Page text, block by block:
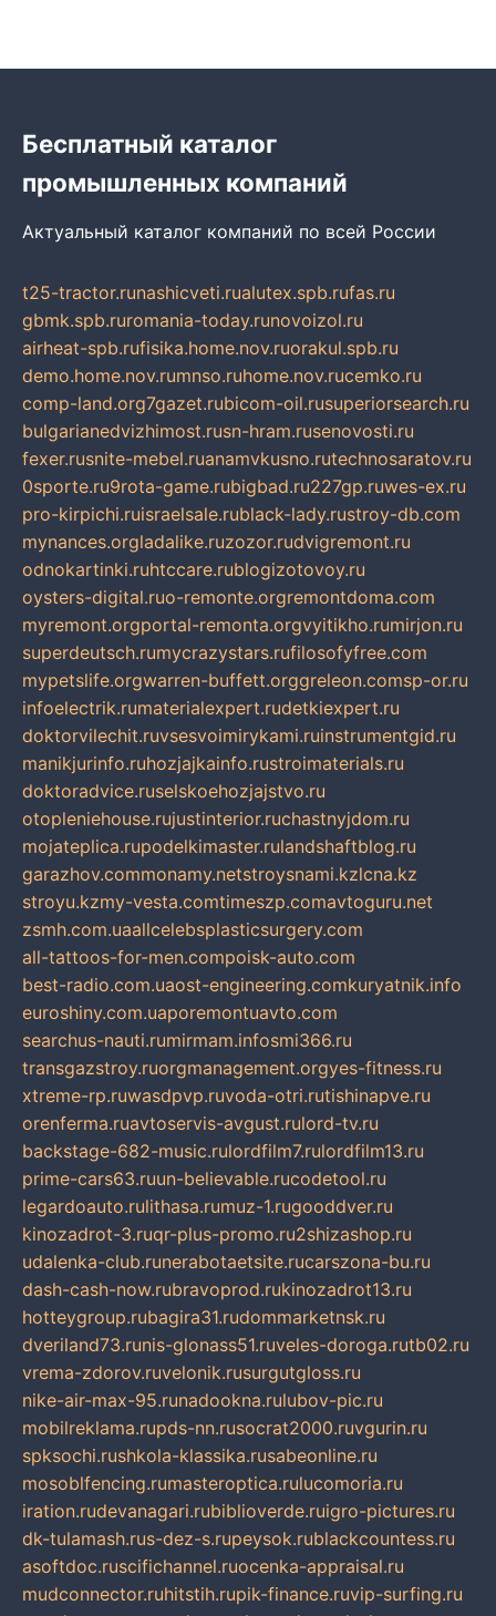
Бесплатный каталог
промышленных компаний
Актуальный каталог компаний по всей России
t25-tractor.runashicveti.rualutex.spb.rufas.ru
gbmk.spb.ruromania-today.runovoizol.ru
airheat-spb.rufisika.home.nov.ruorakul.spb.ru
demo.home.nov.rumnso.ruhome.nov.rucemko.ru
comp-land.org7gazet.rubicom-oil.rusuperiorsearch.ru
bulgarianedvizhimost.rusn-hram.rusenovosti.ru
fexer.rusnite-mebel.ruanamvkusno.rutechnosaratov.ru
0sporte.ru9rota-game.rubigbad.ru227gp.ruwes-ex.ru
pro-kirpichi.ruisraelsale.rublack-lady.rustroy-db.com
mynances.orgladalike.ruzozor.rudvigremont.ru
odnokartinki.ruhtccare.rublogizotovoy.ru
oysters-digital.ruo-remonte.orgremontdoma.com
myremont.orgportal-remonta.orgvyitikho.rumirjon.ru
superdeutsch.rumycrazystars.rufilosofyfree.com
mypetslife.orgwarren-buffett.orggreleon.comsp-or.ru
infoelectrik.rumaterialexpert.rudetkiexpert.ru
doktorvilechit.ruvsesvoimirykami.ruinstrumentgid.ru
manikjurinfo.ruhozjajkainfo.rustroimaterials.ru
doktoradvice.ruselskoehozjajstvo.ru
otopleniehouse.rujustinterior.ruchastnyjdom.ru
mojateplica.rupodelkimaster.rulandshaftblog.ru
garazhov.commonamy.netstroysnami.kzlcna.kz
stroyu.kzmy-vesta.comtimeszp.comavtoguru.net
zsmh.com.uaallcelebsplasticsurgery.com
all-tattoos-for-men.compoisk-auto.com
best-radio.com.uaost-engineering.comkuryatnik.info
euroshiny.com.uaporemontuavto.com
searchus-nauti.rumirmam.infosmi366.ru
transgazstroy.ruorgmanagement.orgyes-fitness.ru
xtreme-rp.ruwasdpvp.ruvoda-otri.rutishinapve.ru
orenferma.ruavtoservis-avgust.rulord-tv.ru
backstage-682-music.rulordfilm7.rulordfilm13.ru
prime-cars63.ruun-believable.rucodetool.ru
legardoauto.rulithasa.rumuz-1.rugooddver.ru
kinozadrot-3.ruqr-plus-promo.ru2shizashop.ru
udalenka-club.runerabotaetsite.rucarszona-bu.ru
dash-cash-now.rubravoprod.rukinozadrot13.ru
hotteygroup.rubagira31.rudommarketnsk.ru
dveriland73.runis-glonass51.ruveles-doroga.rutb02.ru
vrema-zdorov.ruvelonik.rusurgutgloss.ru
nike-air-max-95.runadookna.rulubov-pic.ru
mobilreklama.rupds-nn.rusocrat2000.ruvgurin.ru
spksochi.rushkola-klassika.rusabeonline.ru
mosoblfencing.rumasteroptica.rulucomoria.ru
iration.rudevanagari.rubiblioverde.ruigro-pictures.ru
dk-tulamash.rus-dez-s.rupeysok.rublackcountess.ru
asoftdoc.ruscifichannel.ruocenka-appraisal.ru
mudconnector.ruhitstih.rupik-finance.ruvip-surfing.ru